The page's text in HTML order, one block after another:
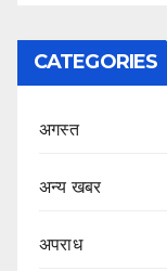
CATEGORIES
अगस्त
अन्य खबर
अपराध